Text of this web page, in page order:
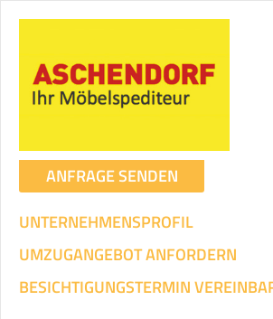
ANFRAGE SENDEN
UNTERNEHMENSPROFIL
UMZUGANGEBOT ANFORDERN
BESICHTIGUNGSTERMIN